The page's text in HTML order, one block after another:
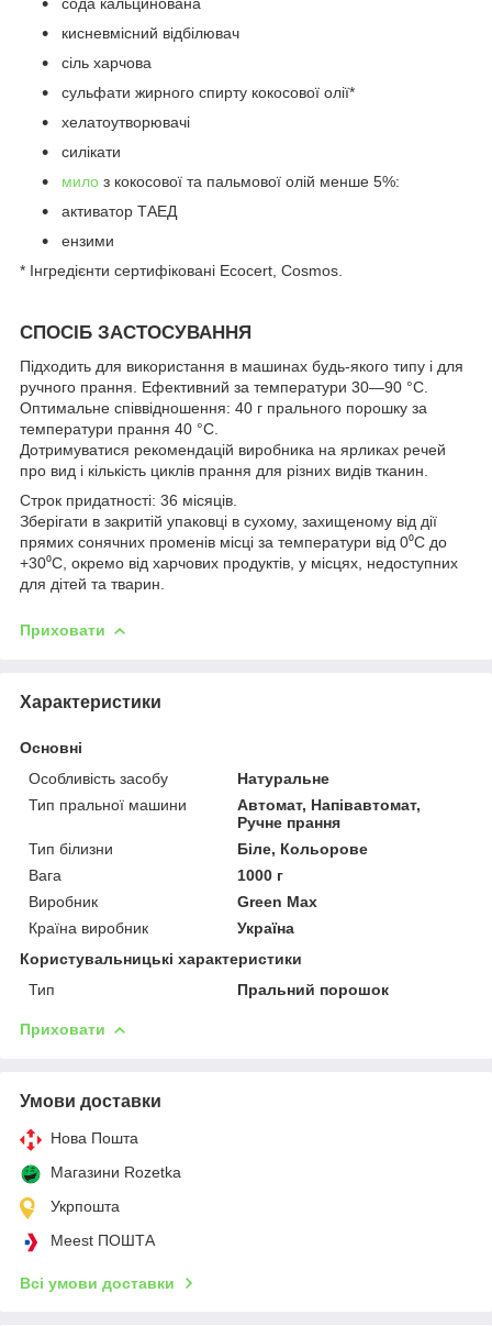
сода кальцинована
кисневмісний відбілювач
сіль харчова
сульфати жирного спирту кокосової олії*
хелатоутворювачі
силікати
мило з кокосової та пальмової олій менше 5%:
активатор ТАЕД
ензими
* Інгредієнти сертифіковані Ecocert, Cosmos.
СПОСІБ ЗАСТОСУВАННЯ
Підходить для використання в машинах будь-якого типу і для
ручного прання. Ефективний за температури 30—90 °С.
Оптимальне співвідношення: 40 г прального порошку за
температури прання 40 °С.
Дотримуватися рекомендацій виробника на ярликах речей
про вид і кількість циклів прання для різних видів тканин.
Строк придатності: 36 місяців.
Зберігати в закритій упаковці в сухому, захищеному від дії
прямих сонячних променів місці за температури від 0⁰C до
+30⁰C, окремо від харчових продуктів, у місцях, недоступних
для дітей та тварин.
Приховати
Характеристики
Основні
Особливість засобу
Натуральне
Тип пральної машини
Автомат, Напівавтомат,
Ручне прання
Тип білизни
Біле, Кольорове
Вага
1000 г
Виробник
Green Max
Країна виробник
Україна
Користувальницькі характеристики
Тип
Пральний порошок
Приховати
Умови доставки
Нова Пошта
Магазини Rozetka
Укрпошта
Meest ПОШТА
Всі умови доставки